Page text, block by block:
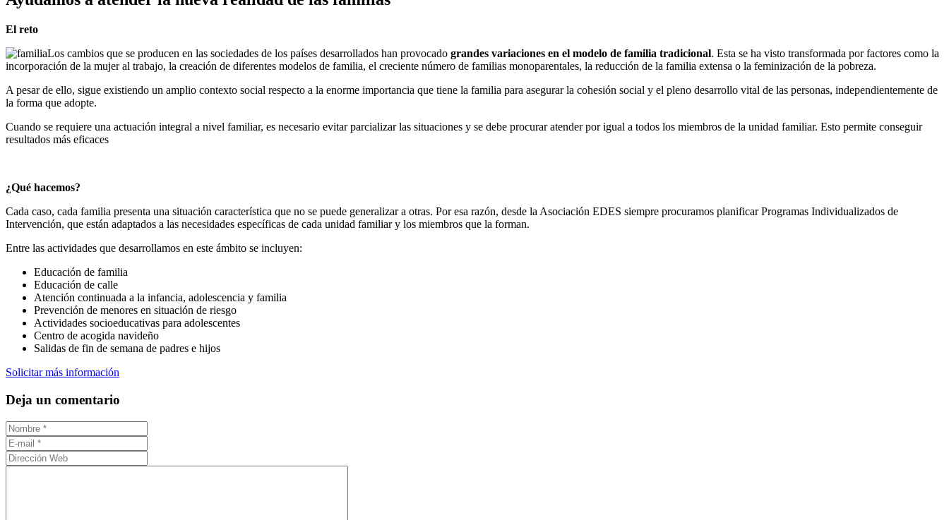
El reto
Los cambios que se producen en las sociedades de los países desarrollados han provocado grandes variaciones en el modelo de familia tradicional. Esta se ha visto transformada por factores como la
incorporación de la mujer al trabajo, la creación de diferentes modelos de familia, el creciente número de familias monoparentales, la reducción de la familia extensa o la feminización de la pobreza.
A pesar de ello, sigue existiendo un amplio contexto social respecto a la enorme importancia que tiene la familia para asegurar la cohesión social y el pleno desarrollo vital de las personas, independientemente de
la forma que adopte.
Cuando se requiere una actuación integral a nivel familiar, es necesario evitar parcializar las situaciones y se debe procurar atender por igual a todos los miembros de la unidad familiar. Esto permite conseguir
resultados más eficaces
¿Qué hacemos?
Cada caso, cada familia presenta una situación característica que no se puede generalizar a otras. Por esa razón, desde la Asociación EDES siempre procuramos planificar Programas Individualizados de
Intervención, que están adaptados a las necesidades específicas de cada unidad familiar y los miembros que la forman.
Entre las actividades que desarrollamos en este ámbito se incluyen:
Educación de familia
Educación de calle
Atención continuada a la infancia, adolescencia y familia
Prevención de menores en situación de riesgo
Actividades socioeducativas para adolescentes
Centro de acogida navideño
Salidas de fin de semana de padres e hijos
Solicitar más información
Deja un comentario